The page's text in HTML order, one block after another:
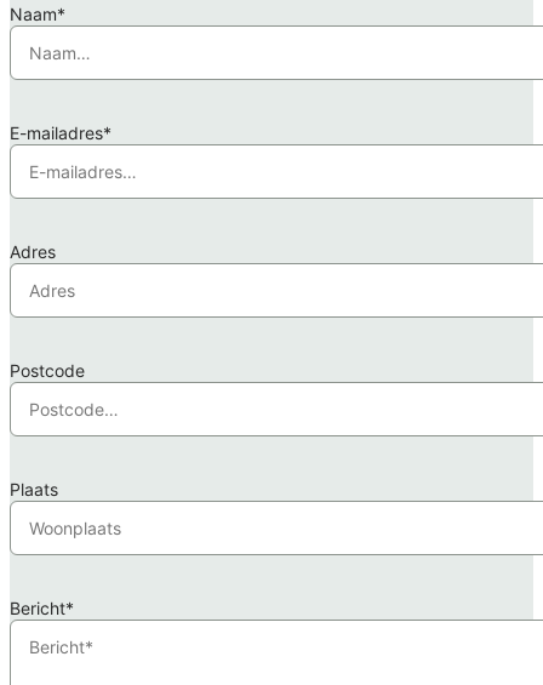
Naam*
E-mailadres*
Adres
Postcode
Plaats
Bericht*